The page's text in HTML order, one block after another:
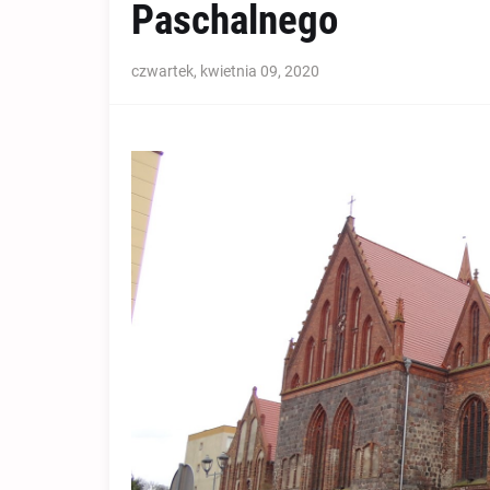
Paschalnego
czwartek, kwietnia 09, 2020